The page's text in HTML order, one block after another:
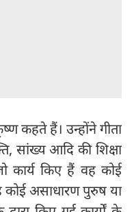
कहते हैं। उन्होंने गीता
सांख्य आदि की शिक्षा
कार्य किए हैं वह कोई
असाधारण पुरुष या